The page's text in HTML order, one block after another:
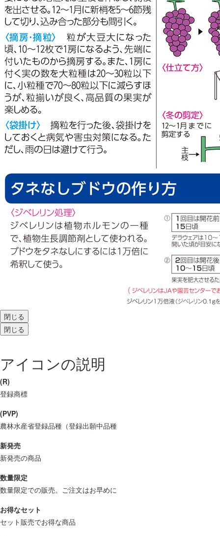
閉じる
閉じる
アイコンの説明
(R)
登録商標
(PVP)
農林水産省登録品種（登録出願中品種
新発売
新発売の商品
数量限定
数量限定での販売。ご注文はお早めに
お得なセット
セット販売でお得な商品